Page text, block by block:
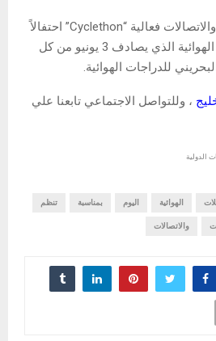
نظمت وزارة المواصلات والاتصالات فعالية “Cyclethon” احتفالاً
باليوم العالمي للدراجات الهوائية الذي يصادف 3 يونيو من كل
للدراجات الهوائية.
، وللتواصل الاجتماعي تابعنا علي
الدولية
الهوائية اليوم بمناسبة تنظم
والاتصالات